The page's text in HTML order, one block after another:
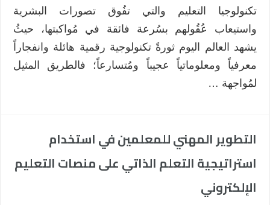
تكنولوجيا التعليم والتي تفُوق تصورات البشرية
واستيعاب عُقُولهم بسُرعة فائقة في مُواكبتها، حيثُ
يشهد العالم اليوم ثورةً تكنولوجية رقمية هائلة وانفجاراً
معرفياً ومعلوماتياً عجيباً ومُتسارعاً؛ فالطريق المثيل
لمُواجهة …
التطوير المهني للمعلمين في استخدام
استراتيجية التعلم الذاتي على منصات التعليم
الإلكتروني